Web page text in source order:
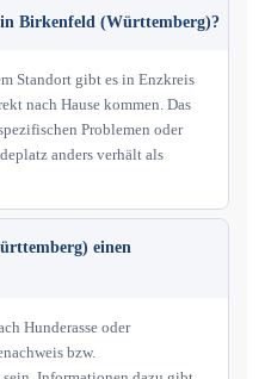
Birkenfeld (Württemberg)?
Standort gibt es in Enzkreis
nach Hause kommen. Das
Problemen oder
anders verhält als
einen
Hunderasse oder
bzw.